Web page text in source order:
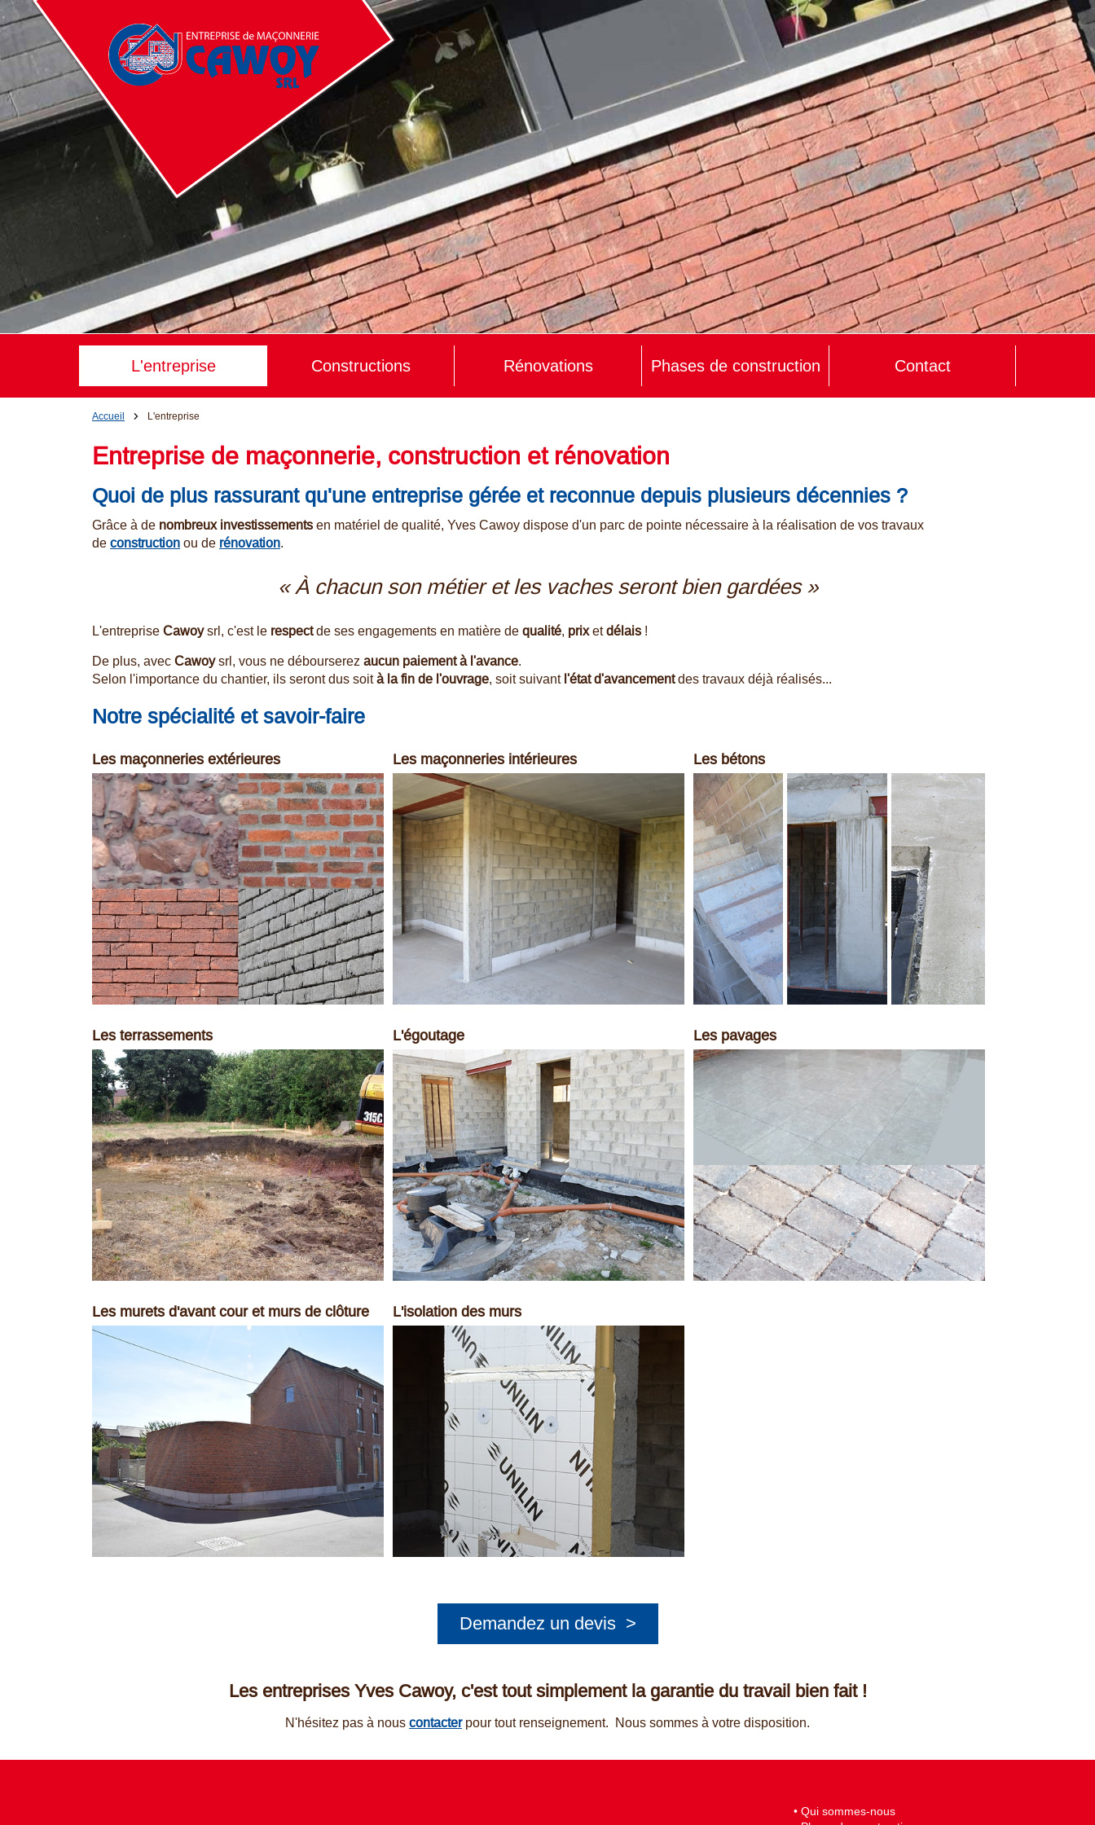
L'entreprise Constructions Rénovations Phases de construction Contact
Accueil L'entreprise
Entreprise de maçonnerie, construction et rénovation
Quoi de plus rassurant qu'une entreprise gérée et reconnue depuis plusieurs décennies ?
Grâce à de nombreux investissements en matériel de qualité, Yves Cawoy dispose d'un parc de pointe nécessaire à la réalisation de vos travaux
de construction ou de rénovation.
« À chacun son métier et les vaches seront bien gardées »
L'entreprise Cawoysrl, c'est le respectde ses engagements en matière de qualité, prixetdélais !
De plus, avec Cawoysrl, vous ne débourserez aucun paiement à l'avance.
Selon l'importance du chantier, ils seront dus soità la fin de l'ouvrage, soit suivant l'état d'avancementdes travaux déjà réalisés...
Notre spécialité et savoir-faire
Les maçonneries extérieures Les maçonneries intérieures Les bétons
Les terrassements L'égoutage Les pavages
Les murets d'avant cour et murs de clôture L'isolation des murs
Demandez un devis >
Les entreprises Yves Cawoy, c'est tout simplement la garantie du travail bien fait !
N'hésitez pas à nous contacterpour tout renseignement. Nous sommes à votre disposition.
• Qui sommes-nous